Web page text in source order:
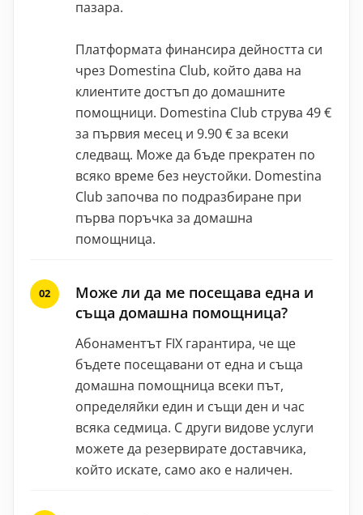
пазара.
Платформата финансира дейността си
чрез Domestina Club, който дава на
клиентите достъп до домашните
помощници. Domestina Club струва 49 €
за първия месец и 9.90 € за всеки
следващ. Може да бъде прекратен по
всяко време без неустойки. Domestina
Club започва по подразбиране при
първа поръчка за домашна
помощница.
Може ли да ме посещава една и
съща домашна помощница?
Абонаментът FIX гарантира, че ще
бъдете посещавани от една и съща
домашна помощница всеки път,
определяйки един и същи ден и час
всяка седмица. С други видове услуги
можете да резервирате доставчика,
който искате, само ако е наличен.